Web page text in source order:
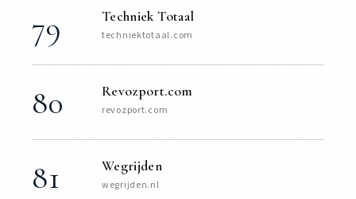
79 Techniek Totaal
techniektotaal.com
80 Revozport.com
revozport.com
81 Wegrijden
wegrijden.nl